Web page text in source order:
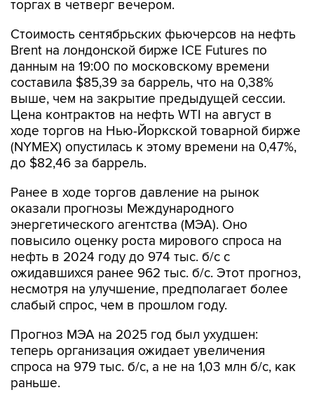
торгах в четверг вечером.
Стоимость сентябрьских фьючерсов на нефть
Brent на лондонской бирже ICE Futures по
данным на 19:00 по московскому времени
составила $85,39 за баррель, что на 0,38%
выше, чем на закрытие предыдущей сессии.
Цена контрактов на нефть WTI на август в
ходе торгов на Нью-Йоркской товарной бирже
(NYMEX) опустилась к этому времени на 0,47%,
до $82,46 за баррель.
Ранее в ходе торгов давление на рынок
оказали прогнозы Международного
энергетического агентства (МЭА). Оно
повысило оценку роста мирового спроса на
нефть в 2024 году до 974 тыс. б/с с
ожидавшихся ранее 962 тыс. б/с. Этот прогноз,
несмотря на улучшение, предполагает более
слабый спрос, чем в прошлом году.
Прогноз МЭА на 2025 год был ухудшен:
теперь организация ожидает увеличения
спроса на 979 тыс. б/с, а не на 1,03 млн б/с, как
раньше.